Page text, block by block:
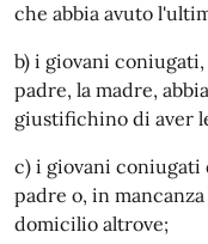
che abbia avuto
b) i giovani
padre, la madre,
giustifichino di aver
c) i giovani coniugati
padre o, in
domicilio altrove;